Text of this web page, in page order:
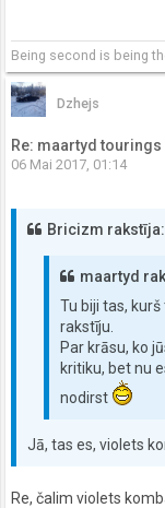
Being second is being
Dzhejs
Re: maartyd tourings
06 Mai 2017, 01:14
Bricizm rakstīja:
maartyd
Tu biji tas,
rakstīju.
Par krāsu, ko
kritiku, bet nu
nodirst
Jā, tas es, violets
Re, čalim violets